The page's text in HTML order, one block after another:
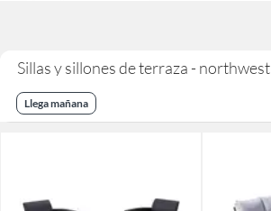
Sillas y sillones de terraza - northwest
Llega mañana